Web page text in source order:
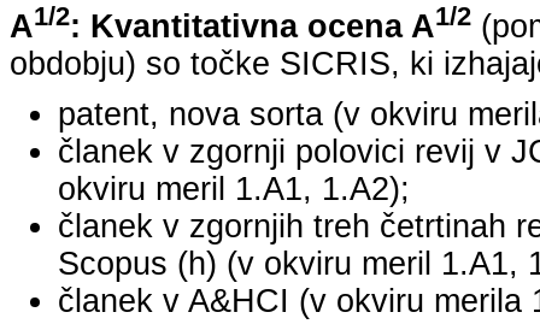
A1/2: Kvantitativna ocena A1/2
obdobju) so točke SICRIS, ki
patent, nova sorta (v okviru
članek v zgornji polovici revij v
okviru meril 1.A1, 1.A2);
članek v zgornjih treh četrtinah
Scopus (h) (v okviru meril 1.A1,
članek v A&HCI (v okviru merila